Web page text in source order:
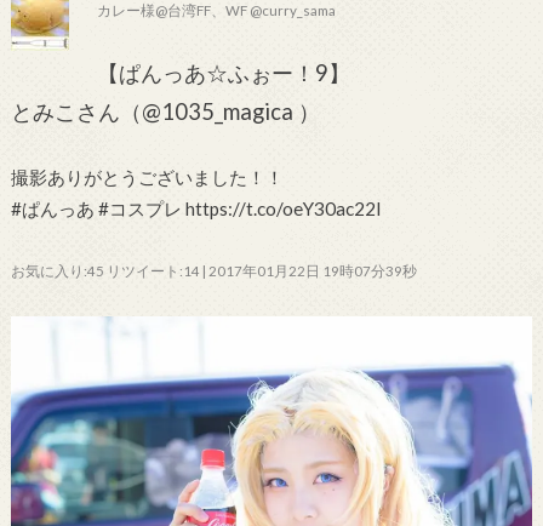
カレー様@台湾FF、WF @curry_sama
【ぱんっあ☆ふぉー！9】
とみこさん（@1035_magica ）
撮影ありがとうございました！！
#ぱんっあ #コスプレ https://t.co/oeY30ac22l
お気に入り:45 リツイート:14 | 2017年01月22日 19時07分39秒